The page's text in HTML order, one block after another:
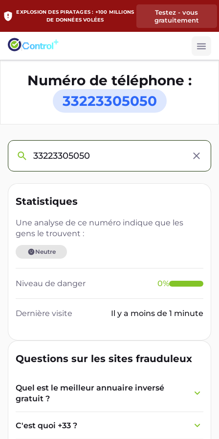
EXPLOSION DES PIRATAGES : +100 MILLIONS
DE DONNÉES VOLÉES
Testez - vous
gratuitement
Numéro de téléphone :
33223305050
Statistiques
Une analyse de ce numéro indique que les
gens le trouvent :
Neutre
Niveau de danger 0%
Dernière visite Il y a moins de 1 minute
Questions sur les sites frauduleux
Quel est le meilleur annuaire inversé
gratuit ?
France Verif inclut une fonctionnalité de
recherche de numéro inversée qui est efficace
et gratuite pour identifier les appelants
C'est quoi +33 ?
L'indicatif +33 est le code téléphonique